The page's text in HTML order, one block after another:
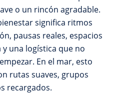
o un rincón agradable.
significa ritmos
pausas reales, espacios
una logística que no
En el mar, esto
rutas suaves, grupos
recargados.